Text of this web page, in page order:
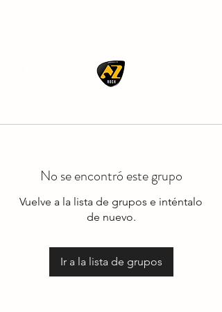
No se encontró este grupo
Vuelve a la lista de grupos e inténtalo
de nuevo.
Ir a la lista de grupos